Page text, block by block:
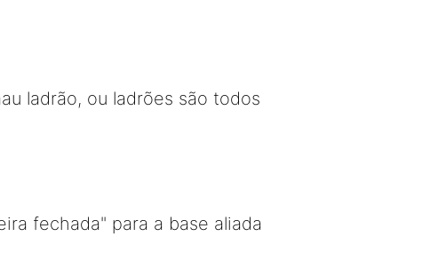
ladrão, ou ladrões são todos
fechada" para a base aliada